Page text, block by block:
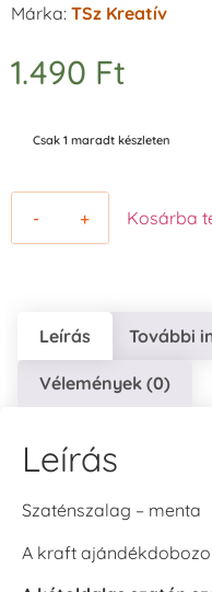
Márka: TSz Kreatív
1.490 Ft
Csak 1 maradt készleten
- + Kosárba
Leírás További
Vélemények (0)
Leírás
Szaténszalag – menta
A kraft